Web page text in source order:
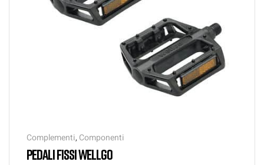
Complementi, Componenti
PEDALI FISSI WELLGO